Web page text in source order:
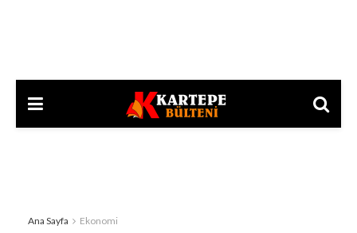
Ana Sayfa Ekonomi